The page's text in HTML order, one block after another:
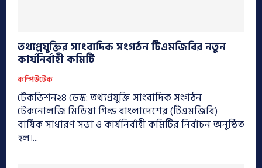
তথ্যপ্রযুক্তির সাংবাদিক সংগঠন টিএমজিবির নতুন
কার্যনির্বাহী কমিটি
কম্পিউটেক
টেকভিশন২৪ ডেস্ক: তথ্যপ্রযুক্তি সাংবাদিক সংগঠন
টেকনোলজি মিডিয়া গিল্ড বাংলাদেশের (টিএমজিবি)
বার্ষিক সাধারণ সভা ও কার্যনির্বাহী কমিটির নির্বাচন অনুষ্ঠিত
হল।...